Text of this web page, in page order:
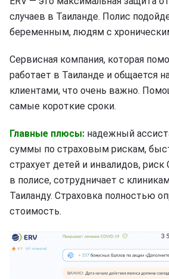
случаев в Таиланде. Полис
беременным, людям с
Сервисная компания, которая
работает в Таиланде и общается
клиентами, что очень важно.
самые короткие сроки.
Главные плюсы: надежный
суммы по страховым рискам,
страхует детей и инвалидов, риск
в полисе, сотрудничает с
Таиланду. Страховка полностью
стоимость.